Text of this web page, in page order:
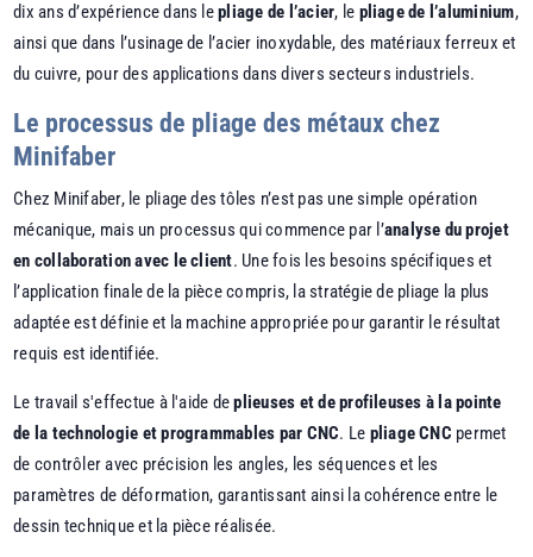
dix ans d’expérience dans lepliage de l’acier, le pliage de l’aluminium,
ainsi que dans l’usinage de l’acier inoxydable, des matériaux ferreux et
du cuivre, pour des applications dans divers secteurs industriels.
Le processus de pliage des métaux chez
Minifaber
Chez Minifaber, le pliage des tôles n’est pas une simple opération
mécanique, mais un processus qui commence par l’analyse du projet
en collaboration avec le client. Une fois les besoins spécifiques et
l’application finale de la pièce compris, la stratégie de pliage la plus
adaptée est définie et la machine appropriée pour garantir le résultat
requis est identifiée.
Le travail s'effectue à l'aide deplieuses et de profileuses à la pointe
de la technologie et programmables par CNC. Le pliage CNC permet
de contrôler avec précision les angles, les séquences et les
paramètres de déformation, garantissant ainsi la cohérence entre le
dessin technique et la pièce réalisée.